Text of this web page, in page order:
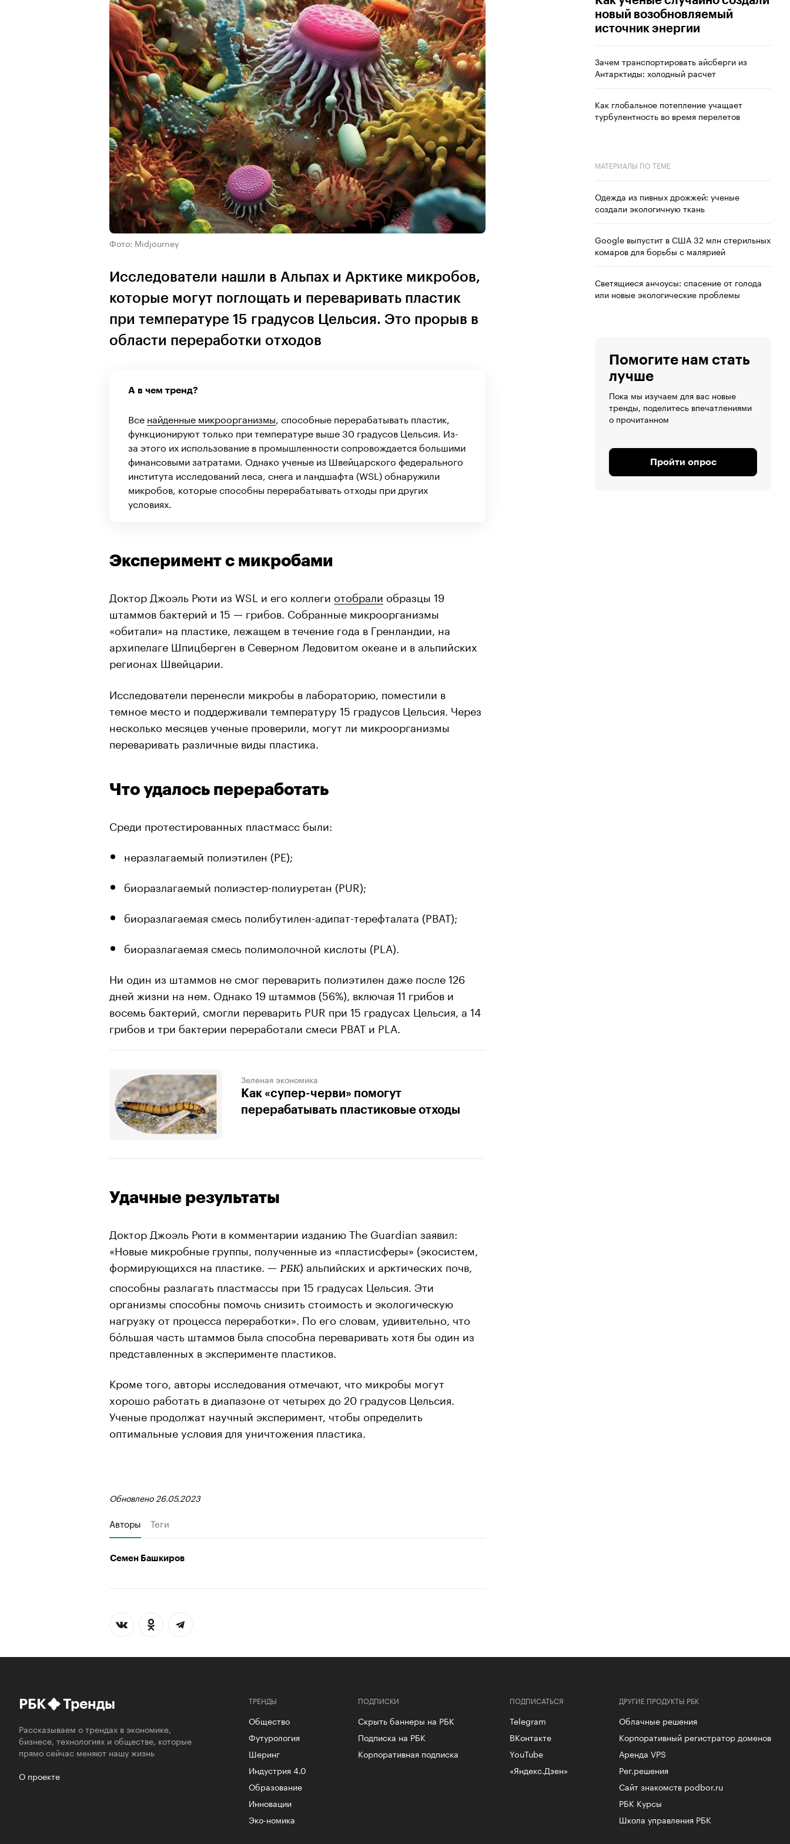
Фото: Midjourney
Исследователи нашли в Альпах и Арктике микробов,
которые могут поглощать и переваривать пластик
при температуре 15 градусов Цельсия. Это прорыв в
области переработки отходов
А в чем тренд?
Все найденные микроорганизмы , способные перерабатывать пластик,
функционируют только при температуре выше 30 градусов Цельсия. Из-
за этого их использование в промышленности сопровождается большими
финансовыми затратами. Однако ученые из Швейцарского федерального
института исследований леса, снега и ландшафта (WSL) обнаружили
микробов, которые способны перерабатывать отходы при других
условиях.
Эксперимент с микробами
Доктор Джоэль Рюти из WSL и его коллеги отобрали образцы 19
штаммов бактерий и 15 — грибов. Собранные микроорганизмы
«обитали» на пластике, лежащем в течение года в Гренландии, на
архипелаге Шпицберген в Северном Ледовитом океане и в альпийских
регионах Швейцарии.
Исследователи перенесли микробы в лабораторию, поместили в
темное место и поддерживали температуру 15 градусов Цельсия. Через
несколько месяцев ученые проверили, могут ли микроорганизмы
переваривать различные виды пластика.
Что удалось переработать
Среди протестированных пластмасс были:
неразлагаемый полиэтилен (PE);
биоразлагаемый полиэстер-полиуретан (PUR);
биоразлагаемая смесь полибутилен-адипат-терефталата (PBAT);
биоразлагаемая смесь полимолочной кислоты (PLA).
Ни один из штаммов не смог переварить полиэтилен даже после 126
дней жизни на нем. Однако 19 штаммов (56%), включая 11 грибов и
восемь бактерий, смогли переварить PUR при 15 градусах Цельсия, а 14
грибов и три бактерии переработали смеси PBAT и PLA.
Зеленая экономика
Как «супер-черви» помогут
перерабатывать пластиковые отходы
Удачные результаты
Доктор Джоэль Рюти в комментарии изданию The Guardian заявил:
«Новые микробные группы, полученные из «пластисферы» (экосистем,
формирующихся на пластике. — РБК) альпийских и арктических почв,
способны разлагать пластмассы при 15 градусах Цельсия. Эти
организмы способны помочь снизить стоимость и экологическую
нагрузку от процесса переработки». По его словам, удивительно, что
бóльшая часть штаммов была способна переваривать хотя бы один из
представленных в эксперименте пластиков.
Кроме того, авторы исследования отмечают, что микробы могут
хорошо работать в диапазоне от четырех до 20 градусов Цельсия.
Ученые продолжат научный эксперимент, чтобы определить
оптимальные условия для уничтожения пластика.
Обновлено 26.05.2023
Авторы Теги
Семен Башкиров
новый возобновляемый
источник энергии
Зачем транспортировать айсберги из
Антарктиды: холодный расчет
Как глобальное потепление учащает
турбулентность во время перелетов
МАТЕРИАЛЫ ПО ТЕМЕ
Одежда из пивных дрожжей: ученые
создали экологичную ткань
Google выпустит в США 32 млн стерильных
комаров для борьбы с малярией
Светящиеся анчоусы: спасение от голода
или новые экологические проблемы
Помогите нам стать
лучше
Пока мы изучаем для вас новые
тренды, поделитесь впечатлениями
о прочитанном
Пройти опрос
РБК Тренды
Рассказываем о трендах в экономике,
бизнесе, технологиях и обществе, которые
прямо сейчас меняют нашу жизнь
О проекте
ТРЕНДЫ
Общество
Футурология
Шеринг
Индустрия 4.0
Образование
Инновации
Эко-номика
ПОДПИСКИ
Скрыть баннеры на РБК
Подписка на РБК
Корпоративная подписка
ДРУГИЕ ПРОДУКТЫ РБК
Облачные решения
Корпоративный регистратор доменов
Аренда VPS
Рег.решения
Сайт знакомств podbor.ru
РБК Курсы
Школа управления РБК
ПОДПИСАТЬСЯ
Telegram
ВКонтакте
YouTube
«Яндекс.Дзен»